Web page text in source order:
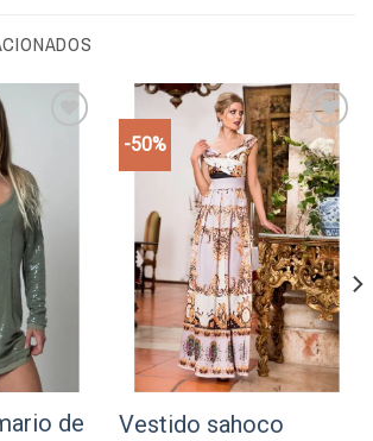
de
-50%
Add to
wishlist
Vestido sahoco